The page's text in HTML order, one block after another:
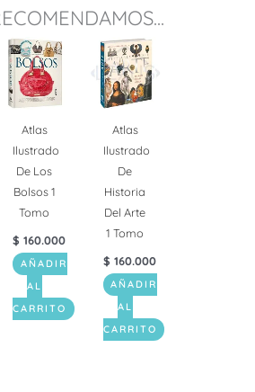
Atlas
Ilustrado
De Los
Bolsos 1
Tomo
$ 160.000
AÑADIR
AL
CARRITO
Atlas
Ilustrado
De
Historia
Del Arte
1 Tomo
$ 160.000
AÑADIR
AL
CARRITO